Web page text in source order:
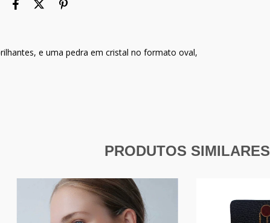
e uma pedra em cristal no formato oval,
PRODUTOS SIMILARES